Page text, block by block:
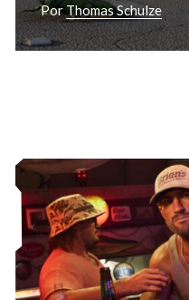
Por Thomas Schulze